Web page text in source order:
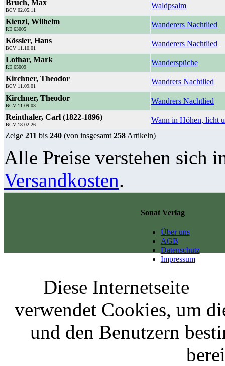
Bruch, Max
BCV 02.05.11
Waldpsalm
Kienzl, Wilhelm
RE 63005
Wanderers Nachtlied
Kössler, Hans
BCV 11.10.01
Wanderers Nachtlied
Lothar, Mark
RE 65009
Wanderspüche
Kirchner, Theodor
BCV 11.09.01
Wandrers Nachtlied
Kirchner, Theodor
BCV 11.09.03
Wandrers Nachtlied
Reinthaler, Carl (1822-1896)
BCV 18.02.26
Wann in Höhen, licht
Zeige 211 bis 240 (von insgesamt 258 Artikeln)
Alle Preise verstehen sich
Versandkosten.
Sonat Verlag
Über uns
AGB
Datenschutz
Impressum
Diese Internetseite
verwendet Cookies, um
und den Benutzern